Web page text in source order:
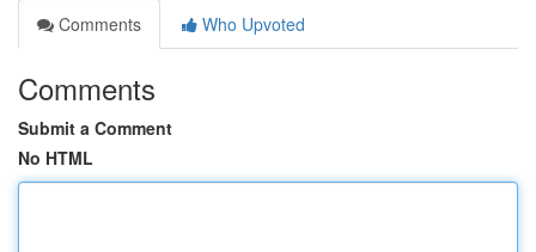
Comments
Who Upvoted
Comments
Submit a Comment
No HTML